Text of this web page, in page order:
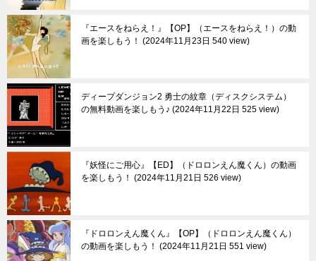
『エースをねらえ！』【OP】（エースをねらえ！）の動
画を楽しもう！
2024年11月23日 540 view
ディープダンジョン2 勇士の紋章（ディスクシステム）
の無料動画を楽しもう♪ 2024年11月22日 525 view
『妖怪にご用心』【ED】（ドロロンえん魔くん）の動画
を楽しもう！
2024年11月21日 526 view
『ドロロンえん魔くん』【OP】（ドロロンえん魔くん）
の動画を楽しもう！
2024年11月21日 551 view